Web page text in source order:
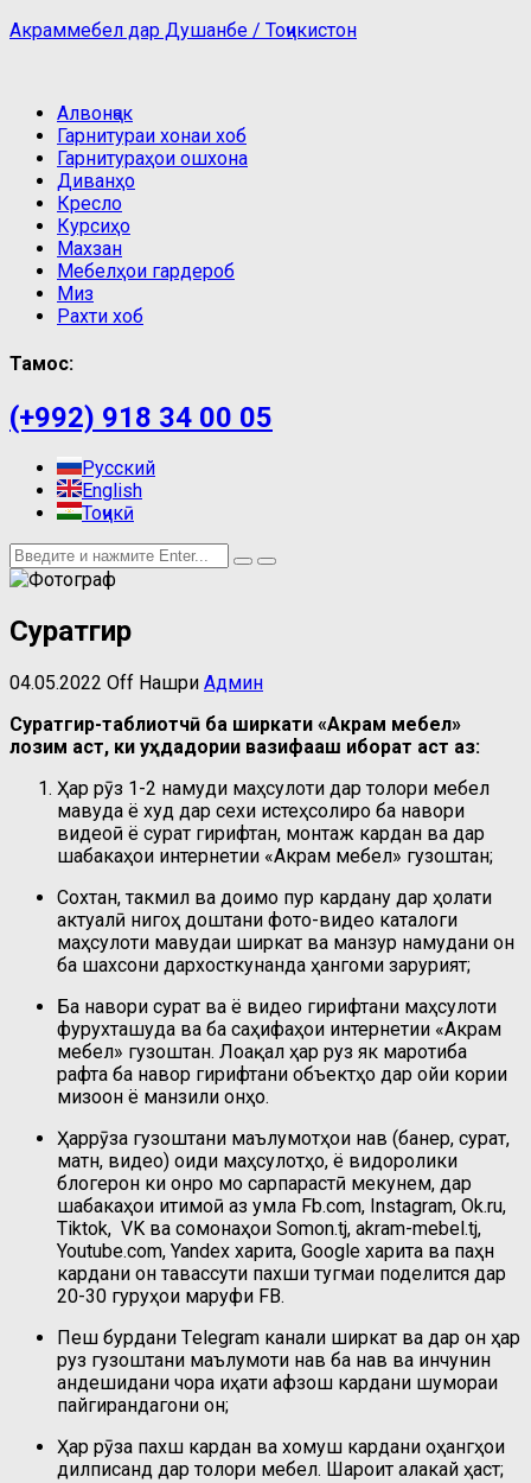
Акраммебел дар Душанбе / Тоҷикистон
Алвонҷак
Гарнитураи хонаи хоб
Гарнитураҳои ошхона
Диванҳо
Кресло
Курсиҳо
Махзан
Мебелҳои гардероб
Миз
Рахти хоб
Тамос:
(+992) 918 34 00 05
Русский
English
Тоҷикӣ
Суратгир
04.05.2022 Off Нашри Админ
Суратгир-таблиғотчӣ ба ширкати «Акрам мебел»
лозим аст, ки уҳдадории вазифааш иборат аст аз:
Ҳар рӯз 1-2 намуди маҳсулоти дар толори мебел
мавҷуда ё худ дар сехи истеҳсолиро ба навори
видеоӣ ё сурат гирифтан, монтаж кардан ва дар
шабакаҳои интернетии «Акрам мебел» гузоштан;
Сохтан, такмил ва доимо пур кардану дар ҳолати
актуалӣ нигоҳ доштани фото-видео каталоги
маҳсулоти мавҷудаи ширкат ва манзур намудани он
ба шахсони дархосткунанда ҳангоми зарурият;
Ба навори сурат ва ё видео гирифтани маҳсулоти
фурухташуда ва ба саҳифаҳои интернетии «Акрам
мебел» гузоштан. Лоақал ҳар руз як маротиба
рафта ба навор гирифтани объектҳо дар ҷойи кории
мизоҷон ё манзили онҳо.
Ҳаррӯза гузоштани маълумотҳои нав (банер, сурат,
матн, видео) оиди маҳсулотҳо, ё видоролики
блогерон ки онро мо сарпарастӣ мекунем, дар
шабакаҳои иҷтимоӣ аз ҷумла Fb.com, Instagram, Ok.ru,
Tiktok, VK ва сомонаҳои Somon.tj, akram-mebel.tj,
Youtube.com, Yandex харита, Google харита ва паҳн
кардани он тавассути пахши тугмаи поделится дар
20-30 гуруҳои маруфи FB.
Пеш бурдани Тelegram канали ширкат ва дар он ҳар
руз гузоштани маълумоти нав ба нав ва инчунин
андешидани чора ҷиҳати афзош кардани шумораи
пайгирандагони он;
Ҳар рӯза пахш кардан ва хомуш кардани оҳангҳои
дилписанд дар толори мебел. Шароит алакай ҳаст;